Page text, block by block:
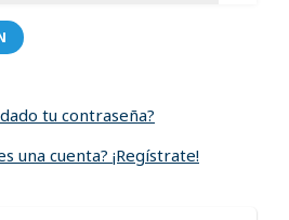
tu contraseña?
una cuenta? ¡Regístrate!